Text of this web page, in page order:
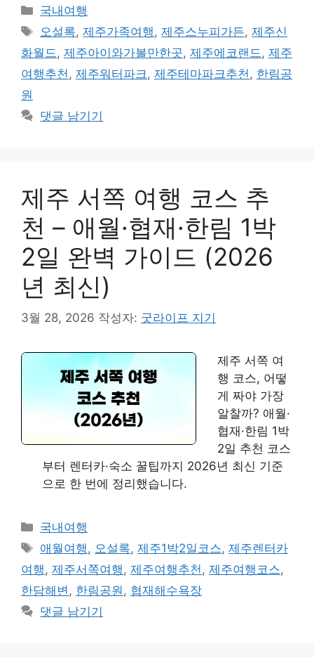
카
테
리
국내여행
태
그
오설록,제주가족여행,제주스누피가든,제주신
화월드, 제주아이와가볼만한곳, 제주에코랜드, 제주
여행추천, 제주워터파크, 제주테마파크추천, 한림공
원
댓글 남기기
제주 서쪽 여행 코스 추
천 – 애월·협재·한림 1박
2일 완벽 가이드 (2026
년 최신)
3월 28, 2026 작성자: 굿라이프 지기
제주 서쪽 여
행 코스, 어떻
게 짜야 가장
알찰까? 애월·
협재·한림 1박
2일 추천 코스
부터 렌터카·숙소 꿀팁까지 2026년 최신 기준
으로 한 번에 정리했습니다.
카
테
고
리
국내여행
태
그
애월여행 , 오설록,제주1박2일코스,제주렌터카
여행 , 제주서쪽여행 , 제주여행추천 , 제주여행코스,
한담해변 , 한림공원 , 협재해수욕장
댓글 남기기